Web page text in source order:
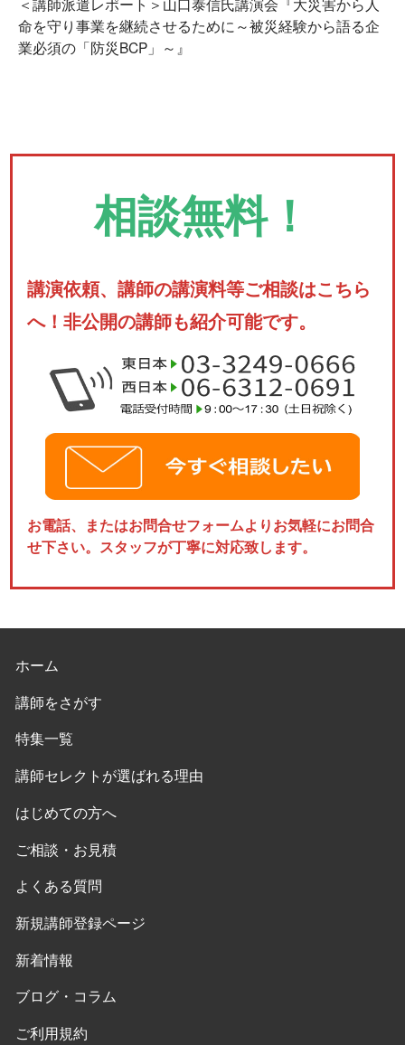
命を守り事業を継続させるために～被災経験から語る企
業必須の「防災BCP」～』
相談無料！
講演依頼、講師の講演料等ご相談はこちら
へ！非公開の講師も紹介可能です。
お電話、またはお問合せフォームよりお気軽にお問合
せ下さい。スタッフが丁寧に対応致します。
ホーム
講師をさがす
特集一覧
講師セレクトが選ばれる理由
はじめての方へ
ご相談・お見積
よくある質問
新規講師登録ページ
新着情報
ブログ・コラム
ご利用規約